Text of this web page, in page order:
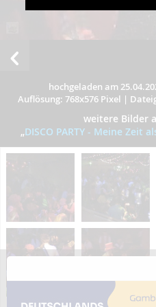
hochgeladen am
Auflösung: 768x576 Pixel |
weitere Bilder
„DISCO PARTY - Meine Zeit